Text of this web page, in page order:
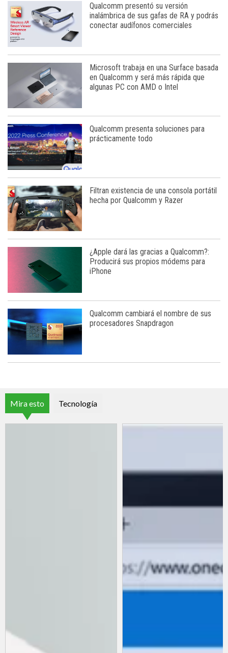
Qualcomm presentó su versión
inalámbrica de sus gafas de RA y podrás
conectar audífonos comerciales
Microsoft trabaja en una Surface basada
en Qualcomm y será más rápida que
algunas PC con AMD o Intel
Qualcomm presenta soluciones para
prácticamente todo
Filtran existencia de una consola portátil
hecha por Qualcomm y Razer
¿Apple dará las gracias a Qualcomm?:
Producirá sus propios módems para
iPhone
Qualcomm cambiará el nombre de sus
procesadores Snapdragon
Mira esto Tecnología